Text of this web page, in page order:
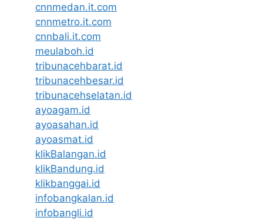
cnnmedan.it.com
cnnmetro.it.com
cnnbali.it.com
meulaboh.id
tribunacehbarat.id
tribunacehbesar.id
tribunacehselatan.id
ayoagam.id
ayoasahan.id
ayoasmat.id
klikBalangan.id
klikBandung.id
klikbanggai.id
infobangkalan.id
infobangli.id